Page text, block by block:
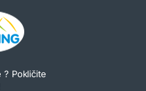
? Pokličite